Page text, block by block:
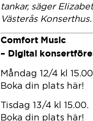
tankar, säger
Västerås Konserthus.
Comfort Music
– Digital
Måndag 12/4 kl 15.00
Boka din plats här!
Tisdag 13/4 kl 15.00.
Boka din plats här!